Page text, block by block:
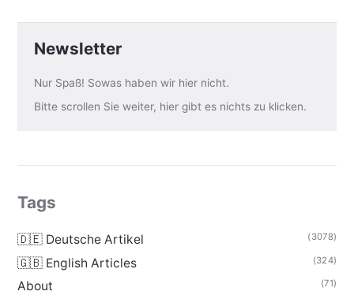
Newsletter
Nur Spaß! Sowas haben wir hier nicht.
Bitte scrollen Sie weiter, hier gibt es nichts zu klicken.
Tags
🇩🇪 Deutsche Artikel (3078)
🇬🇧 English Articles (324)
About (71)